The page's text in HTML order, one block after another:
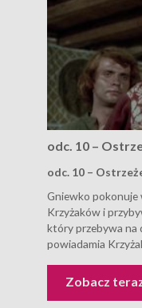
odc. 10 –
odc. 10 –
Gniewko pokonuje
Krzyżaków i
który przebywa na
powiadamia
Zobacz